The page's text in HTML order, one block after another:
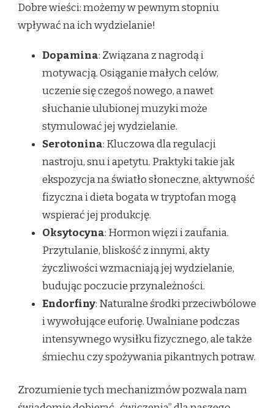
Dobre wieści: możemy w pewnym stopniu
wpływać na ich wydzielanie!
Dopamina: Związana z nagrodą i
motywacją. Osiąganie małych celów,
uczenie się czegoś nowego, a nawet
słuchanie ulubionej muzyki może
stymulować jej wydzielanie.
Serotonina: Kluczowa dla regulacji
nastroju, snu i apetytu. Praktyki takie jak
ekspozycja na światło słoneczne, aktywność
fizyczna i dieta bogata w tryptofan mogą
wspierać jej produkcję.
Oksytocyna: Hormon więzi i zaufania.
Przytulanie, bliskość z innymi, akty
życzliwości wzmacniają jej wydzielanie,
budując poczucie przynależności.
Endorfiny: Naturalne środki przeciwbólowe
i wywołujące euforię. Uwalniane podczas
intensywnego wysiłku fizycznego, ale także
śmiechu czy spożywania pikantnych potraw.
Zrozumienie tych mechanizmów pozwala nam